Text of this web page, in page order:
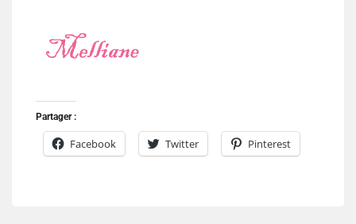
Partager :
Facebook Twitter Pinterest